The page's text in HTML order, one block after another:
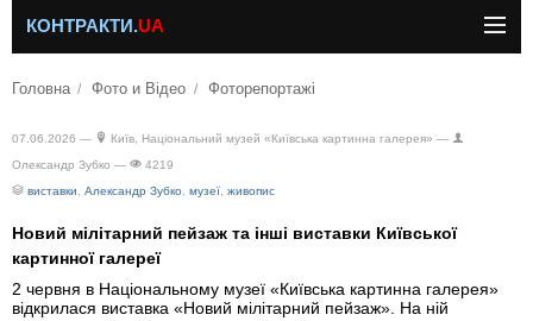
КОНТРАКТИ.UA
Головна Фото и Відео Фоторепортажі
07.06.2026 —
Київ, Національний музей «Київська картинна галерея» —
Олександр Зубко —
4219
виставки
Александр Зубко музеї живопис
Новий мілітарний пейзаж та інші виставки Київської
картинної галереї
2 червня в Національному музеї «Київська картинна галерея»
відкрилася виставка «Новий мілітарний пейзаж». На ній